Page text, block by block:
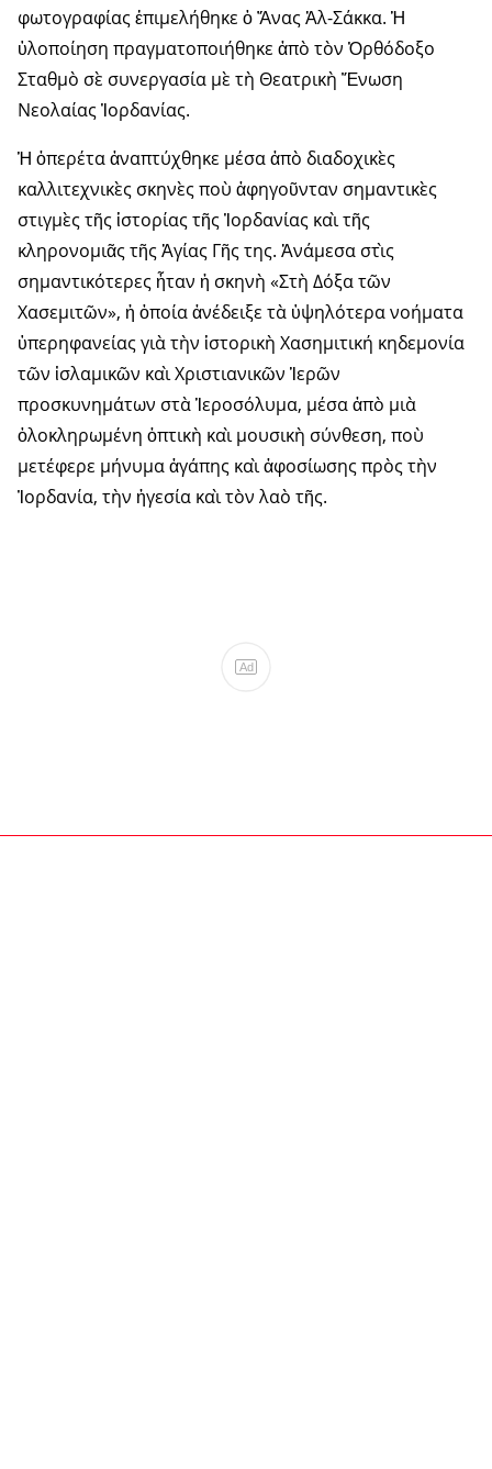
φωτογραφίας ἐπιμελήθηκε ὁ Ἄνας Ἀλ-Σάκκα. Ἡ
ὑλοποίηση πραγματοποιήθηκε ἀπὸ τὸν Ὀρθόδοξο
Σταθμὸ σὲ συνεργασία μὲ τὴ Θεατρικὴ Ἕνωση
Νεολαίας Ἰορδανίας.
Ἡ ὀπερέτα ἀναπτύχθηκε μέσα ἀπὸ διαδοχικὲς
καλλιτεχνικὲς σκηνὲς ποὺ ἀφηγοῦνταν σημαντικὲς
στιγμὲς τῆς ἱστορίας τῆς Ἰορδανίας καὶ τῆς
κληρονομιᾶς τῆς Ἁγίας Γῆς της. Ἀνάμεσα στὶς
σημαντικότερες ἦταν ἡ σκηνὴ «Στὴ Δόξα τῶν
Χασεμιτῶν», ἡ ὁποία ἀνέδειξε τὰ ὑψηλότερα νοήματα
ὑπερηφανείας γιὰ τὴν ἱστορικὴ Χασημιτική κηδεμονία
τῶν ἰσλαμικῶν καὶ Χριστιανικῶν Ἱερῶν
προσκυνημάτων στὰ Ἱεροσόλυμα, μέσα ἀπὸ μιὰ
ὁλοκληρωμένη ὀπτικὴ καὶ μουσικὴ σύνθεση, ποὺ
μετέφερε μήνυμα ἀγάπης καὶ ἀφοσίωσης πρὸς τὴν
Ἰορδανία, τὴν ἡγεσία καὶ τὸν λαὸ τῆς.
Ad